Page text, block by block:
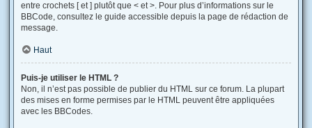
entre crochets [ et ] plutôt que < et >. Pour plus d’informations sur le
BBCode, consultez le guide accessible depuis la page de rédaction de
message.
Haut
Puis-je utiliser le HTML ?
Non, il n’est pas possible de publier du HTML sur ce forum. La plupart
des mises en forme permises par le HTML peuvent être appliquées
avec les BBCodes.